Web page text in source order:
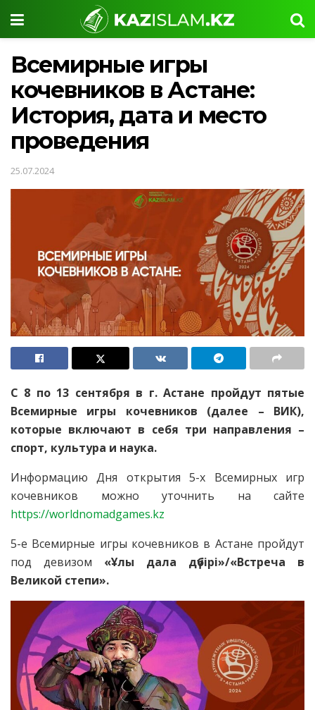
Всемирные игры
кочевников в Астане:
История, дата и место
проведения
25.07.2024
С 8 по 13 сентября в г. Астане пройдут пятые
Всемирные игры кочевников (далее – ВИК),
которые включают в себя три направления –
спорт, культура и наука.
Информацию Дня открытия 5-х Всемирных игр
кочевников можно уточнить на сайте
https://worldnomadgames.kz
5-е Всемирные игры кочевников в Астане пройдут
под девизом «Ұлы дала дүбірі»/«Встреча в
Великой степи».